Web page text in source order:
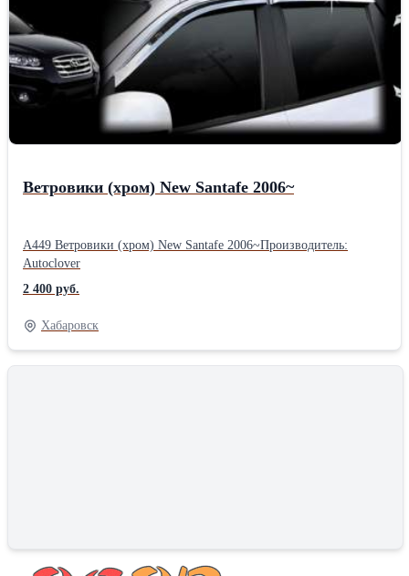
Ветровики (хром) New Santafe 2006~
A449 Ветровики (хром) New Santafe 2006~Производитель:
Autoclover
2 400 руб.
Хабаровск